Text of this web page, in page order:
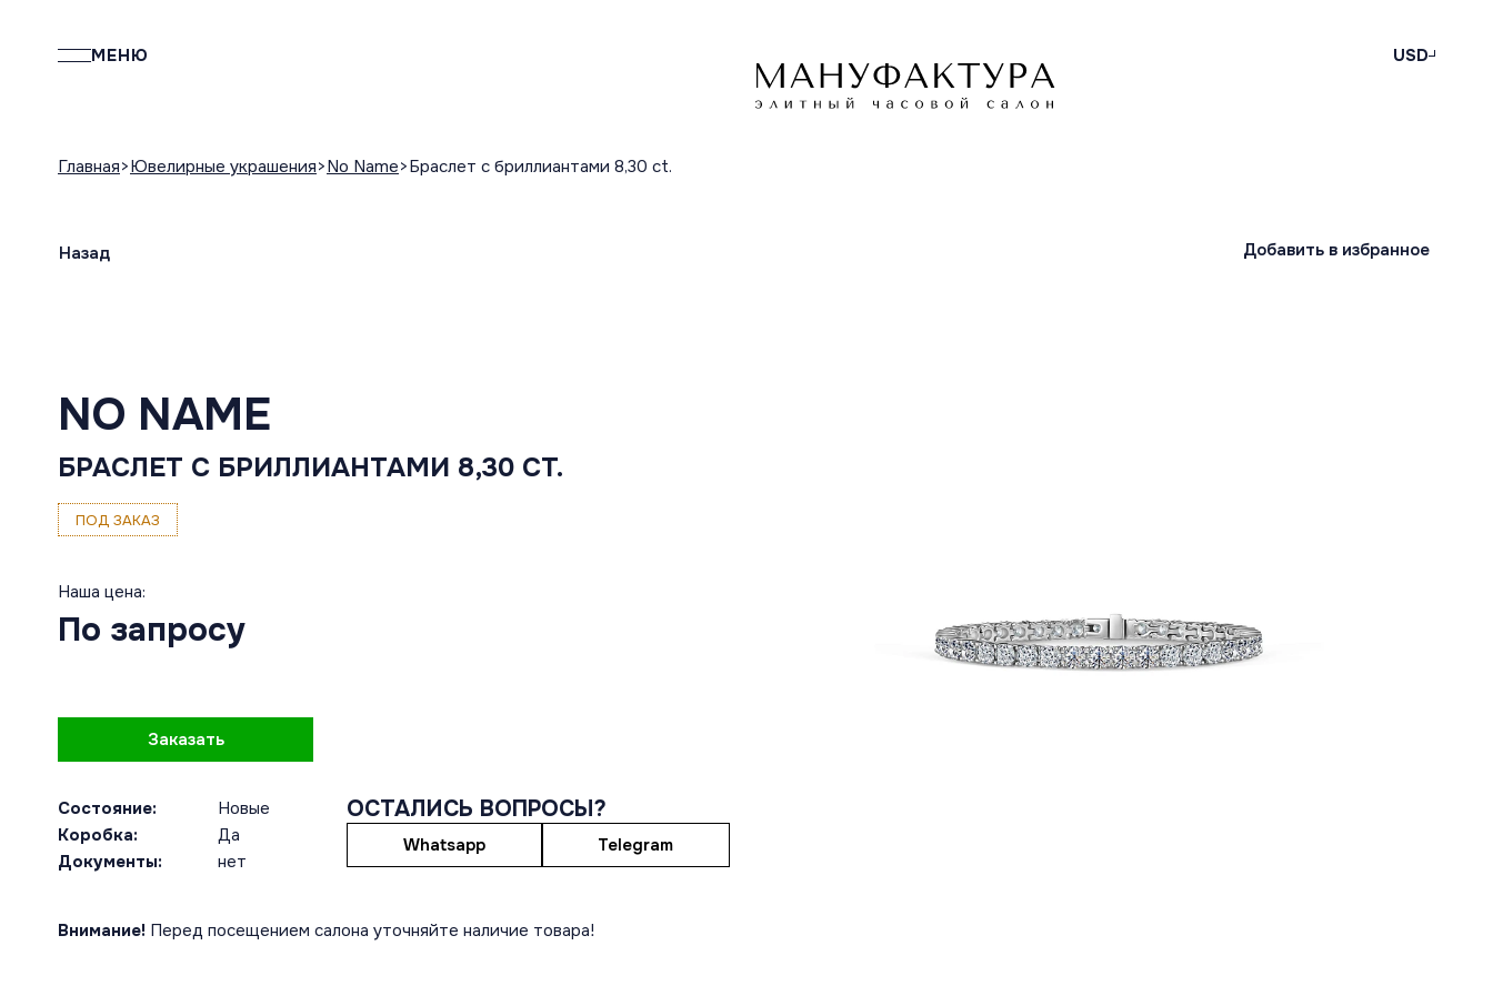
МЕНЮ USD
Главная Ювелирные украшения No Name Браслет с бриллиантами 8,30 ct.
Назад Добавить в избранное
NO NAME
БРАСЛЕТ С БРИЛЛИАНТАМИ 8,30 CT.
ПОД ЗАКАЗ
Наша цена:
По запросу
Заказать
Состояние:
Новые
Коробка:
Да
Документы:
нет
ОСТАЛИСЬ ВОПРОСЫ?
Whatsapp Telegram
Внимание! Перед посещением салона уточняйте наличие товара!